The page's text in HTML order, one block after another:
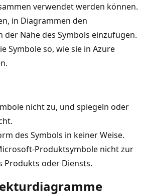
verwendet werden können.
in Diagrammen den
der Nähe des Symbols einzufügen.
Symbole so, wie sie in Azure
nicht zu, und spiegeln oder
des Symbols in keiner Weise.
Produktsymbole nicht zur
Produkts oder Diensts.